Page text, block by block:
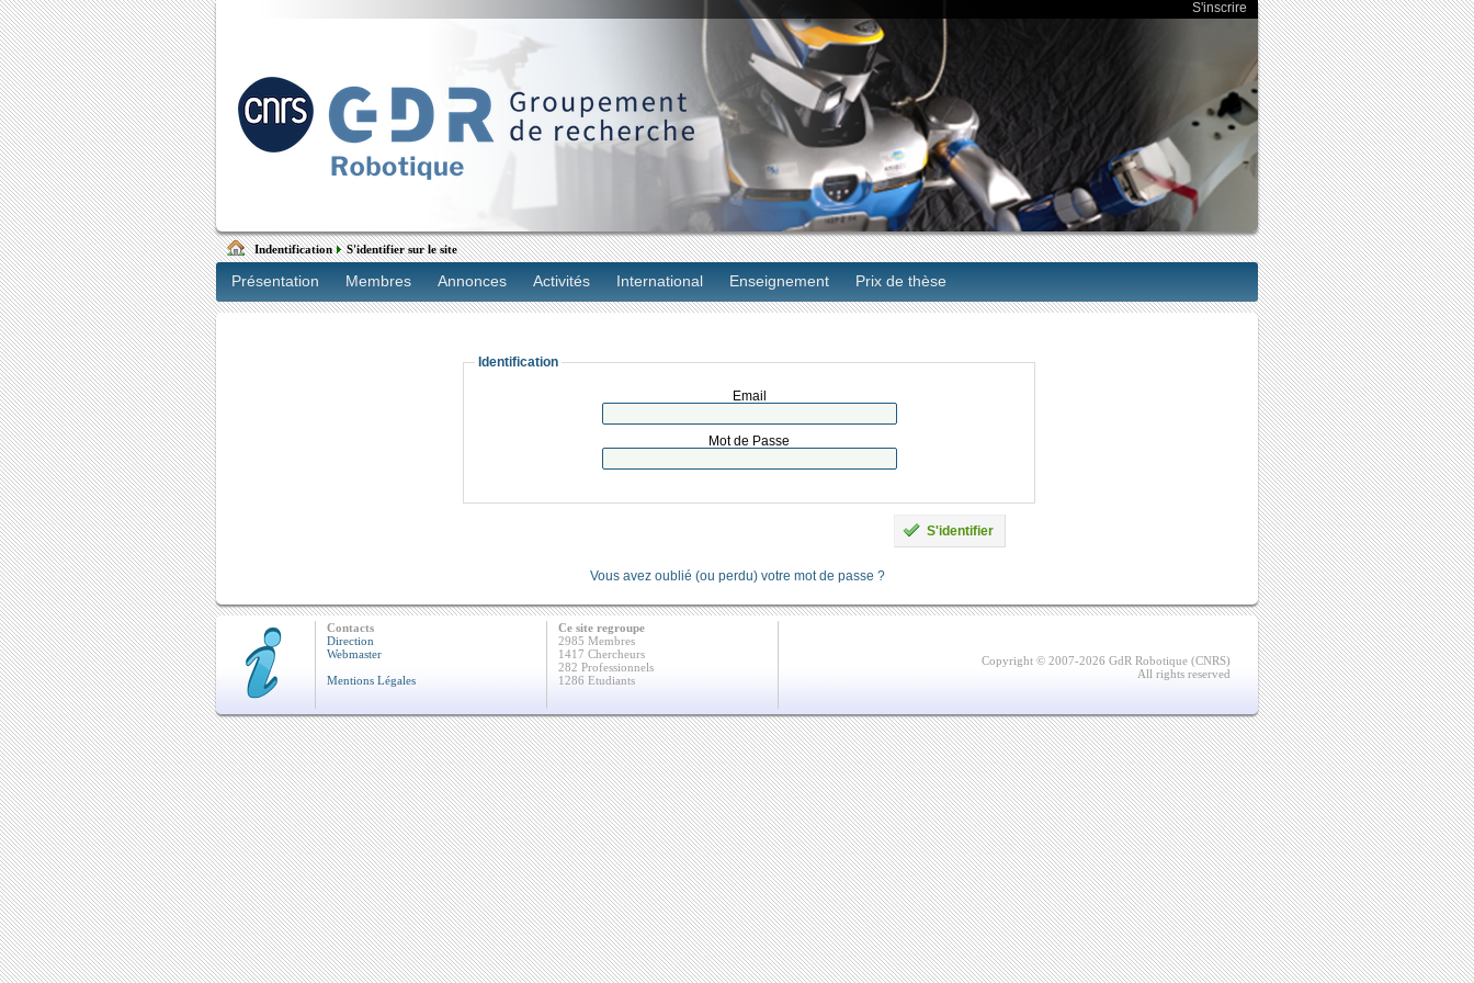
S'inscrire
Indentification S'identifier sur le site
Présentation Membres Annonces Activités International Enseignement Prix de thèse
Identification
Email
Mot de Passe
S'identifier
Vous avez oublié (ou perdu) votre mot de passe ?
Contacts
Direction
Webmaster
Mentions Légales
Ce site regroupe
2985 Membres
1417 Chercheurs
282 Professionnels
1286 Etudiants
Copyright © 2007-2026 GdR Robotique (CNRS)
All rights reserved